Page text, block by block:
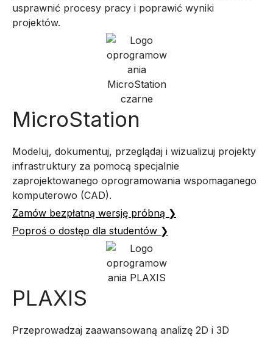
usprawnić procesy pracy i poprawić wyniki
projektów.
MicroStation
Modeluj, dokumentuj, przeglądaj i wizualizuj projekty
infrastruktury za pomocą specjalnie
zaprojektowanego oprogramowania wspomaganego
komputerowo (CAD).
Zamów bezpłatną wersję próbną ❯
Poproś o dostęp dla studentów ❯
PLAXIS
Przeprowadzaj zaawansowaną analizę 2D i 3D